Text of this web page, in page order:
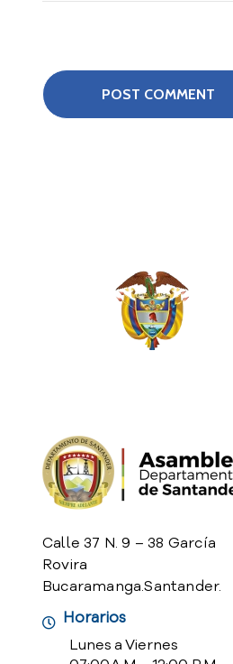
Calle 37 N. 9 – 38 García
Rovira
Bucaramanga.Santander.
Horarios
Lunes a Viernes